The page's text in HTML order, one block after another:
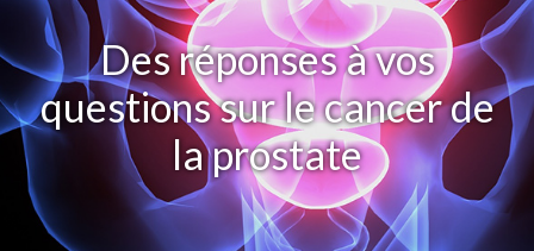
Des réponses à vos
questions sur le cancer de
la prostate